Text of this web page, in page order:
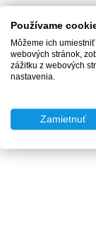
Používame
Môžeme ich
webových stránok,
zážitku z webových
nastavenia.
Zamietnuť